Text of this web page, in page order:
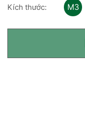
Kích thước: M3